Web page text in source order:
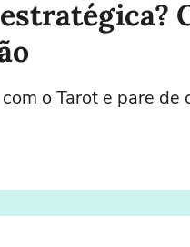
o Tarot e pare de